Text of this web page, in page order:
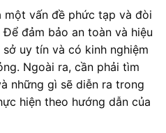
một vấn đề phức tạp và đòi
đảm bảo an toàn và hiệu
uy tín và có kinh nghiệm
Ngoài ra, cần phải tìm
những gì sẽ diễn ra trong
hiện theo hướng dẫn của